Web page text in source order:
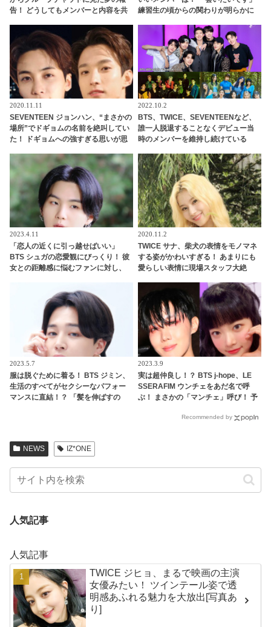
告！ どうしてもメンバーと内容を共
練習生の頃からの関わりが明らかに
2020.11.11
SEVENTEEN ジョンハン、“まさかの
場所”でドギョムの名前を絶叫してい
た！ ドギョムへの強すぎる思いが思
るジョンハンの行動にファン感動
2022.10.2
BTS、TWICE、SEVENTEENなど、
誰一人脱退することなくデビュー当
時のメンバーを維持し続けている
さに感激
2023.4.11
「恋人の近くに引っ越せばいい」
BTS シュガの恋愛観にびっくり！ 彼
女との距離感に悩むファンに対し、
津々「シュガはかわいい恋人になる
2020.11.2
TWICE サナ、柴犬の表情をモノマネ
する姿がかわいすぎる！ あまりにも
愛らしい表情に現場スタッフ大絶
の視線くぎづけ[動画あり]
2023.5.7
服は脱ぐために着る！ BTS ジミン、
生活のすべてがセクシーなパフォー
マンスに直結！？ 「髪を伸ばすの
2023.3.9
実は超仲良し！？ BTS j-hope、LE
SSERAFIM ウンチェをあだ名で呼
ぶ！ まさかの「マンチェ」呼び！ 予
Recommended by
NEWS IZ*ONE
人気記事
人気記事
TWICE ジヒョ、まるで映画の主演
女優みたい！ ツインテール姿で透
明感あふれる魅力を大放出[写真あ
り]